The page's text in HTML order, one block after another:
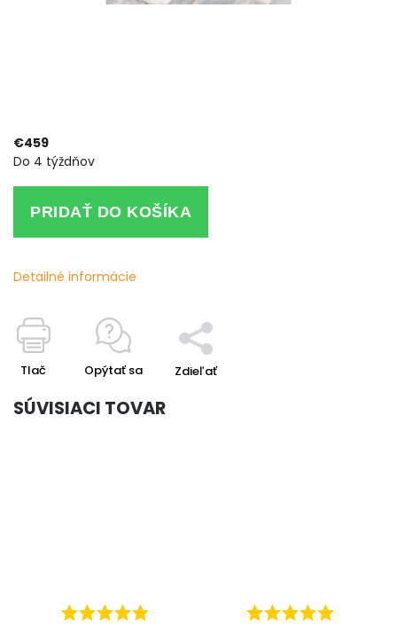
€459
Do 4 týždňov
PRIDAŤ DO KOŠÍKA
Detailné informácie
Tlač Opýtať sa Zdieľať
SÚVISIACI TOVAR